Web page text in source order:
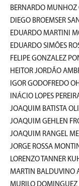
BERNARDO MUNHOZ
DIEGO BROEMSER
EDUARDO MARTINI
EDUARDO SIMÕES
FELIPE GONZALEZ
HEITOR JORDÃO
IGOR GODOFREDO
INÁCIO LOPES
JOAQUIM BATISTA
JOAQUIM GEHLEN
JOAQUIM RANGEL
JORGE ROSSA
LORENZO TANNER
MARTIN BALDUVINO